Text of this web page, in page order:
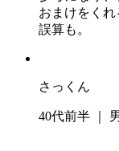
おまけをく
誤算も。
さっくん
40代前半 ｜